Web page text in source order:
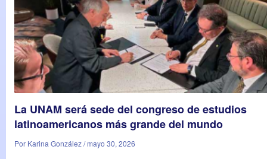
La UNAM será sede del congreso de estudios
latinoamericanos más grande del mundo
Por Karina González / mayo 30, 2026